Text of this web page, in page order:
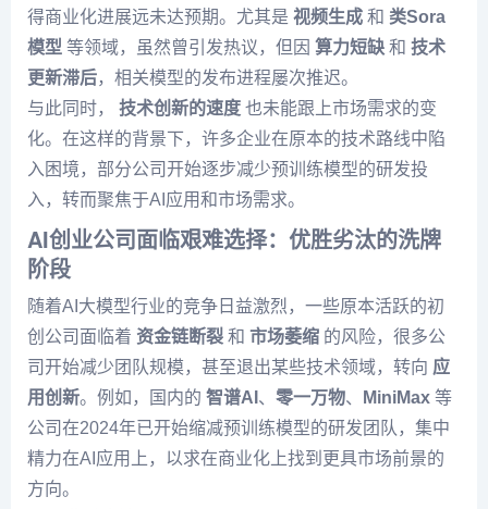
得商业化进展远未达预期。尤其是 视频生成 和 类Sora
模型 等领域，虽然曾引发热议，但因 算力短缺 和 技术
更新滞后，相关模型的发布进程屡次推迟。
与此同时， 技术创新的速度 也未能跟上市场需求的变
化。在这样的背景下，许多企业在原本的技术路线中陷
入困境，部分公司开始逐步减少预训练模型的研发投
入，转而聚焦于AI应用和市场需求。
AI创业公司面临艰难选择：优胜劣汰的洗牌
阶段
随着AI大模型行业的竞争日益激烈，一些原本活跃的初
创公司面临着 资金链断裂 和 市场萎缩 的风险，很多公
司开始减少团队规模，甚至退出某些技术领域，转向 应
用创新。例如，国内的 智谱AI 、 零一万物、 MiniMax 等
公司在2024年已开始缩减预训练模型的研发团队，集中
精力在AI应用上，以求在商业化上找到更具市场前景的
方向。